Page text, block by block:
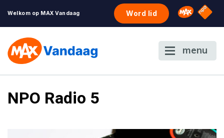
Welkom op MAX Vandaag Word lid Omroep
NPO
menu
NPO Radio 5